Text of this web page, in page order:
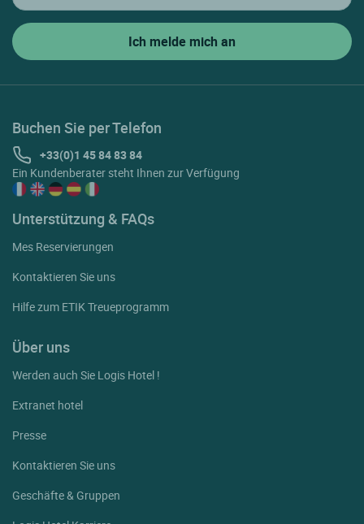
Buchen Sie per Telefon
+33(0)1 45 84 83 84
Ein Kundenberater steht Ihnen zur Verfügung
Unterstützung & FAQs
Mes Reservierungen
Kontaktieren Sie uns
Hilfe zum ETIK Treueprogramm
Über uns
Werden auch Sie Logis Hotel !
Extranet hotel
Presse
Kontaktieren Sie uns
Geschäfte & Gruppen